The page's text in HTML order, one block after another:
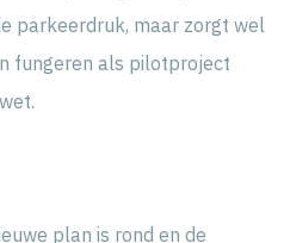
parkeerdruk, maar zorgt wel
fungeren als pilotproject
plan is rond en de